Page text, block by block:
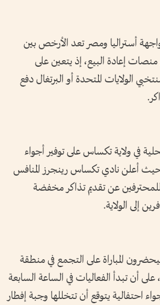
أستراليا ومصر تعد الأرخص بين
دور الـ32 على منصات إعادة البيع، إذ يتعين على
الولايات المتحدة أو البرتغال دفع
في ولاية تكساس على توفير أجواء
حيث أعلن نادي تكساس رينجرز المنافس
عن تقديم تذاكر مخفضة
إلى الولاية.
المباراة على التجمع في منطقة
على أن تبدأ الفعاليات في الساعة السابعة
احتفالية يتوقع أن تتخللها وجبة إفطار